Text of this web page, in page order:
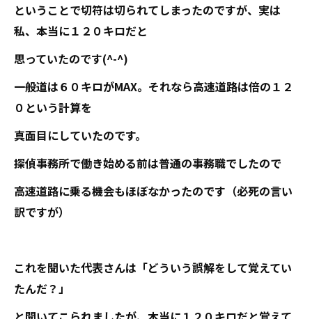
ということで切符は切られてしまったのですが、実は
私、本当に１２０キロだと
思っていたのです(^-^)
一般道は６０キロがMAX。それなら高速道路は倍の１２
０という計算を
真面目にしていたのです。
探偵事務所で働き始める前は普通の事務職でしたので
高速道路に乗る機会もほぼなかったのです（必死の言い
訳ですが）
これを聞いた代表さんは「どういう誤解をして覚えてい
たんだ？」